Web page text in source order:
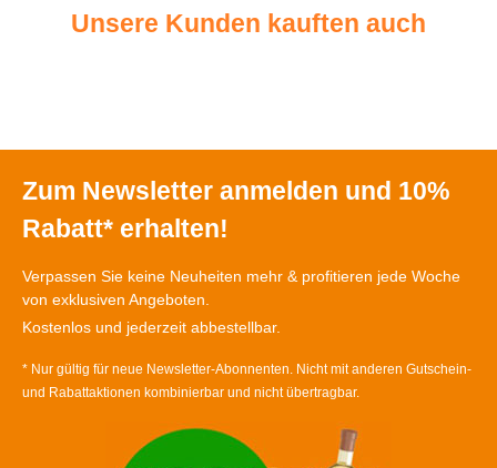
Unsere Kunden kauften auch
Zum Newsletter anmelden und 10%
Rabatt* erhalten!
Verpassen Sie keine Neuheiten mehr & profitieren jede Woche
von exklusiven Angeboten.
Kostenlos und jederzeit abbestellbar.
* Nur gültig für neue Newsletter-Abonnenten. Nicht mit anderen Gutschein-
und Rabattaktionen kombinierbar und nicht übertragbar.